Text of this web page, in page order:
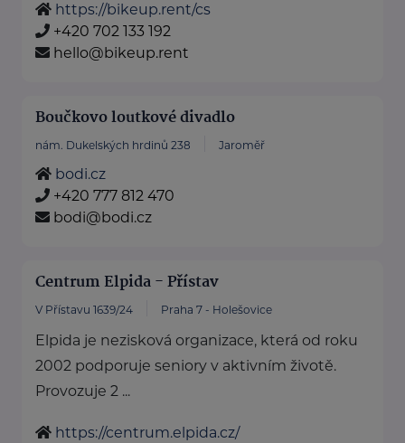
https://bikeup.rent/cs
+420 702 133 192
hello@bikeup.rent
Boučkovo loutkové divadlo
nám. Dukelských hrdinů 238 Jaroměř
bodi.cz
+420 777 812 470
bodi@bodi.cz
Centrum Elpida - Přístav
V Přístavu 1639/24 Praha 7 - Holešovice
Elpida je nezisková organizace, která od roku
2002 podporuje seniory v aktivním životě.
Provozuje 2 ...
https://centrum.elpida.cz/